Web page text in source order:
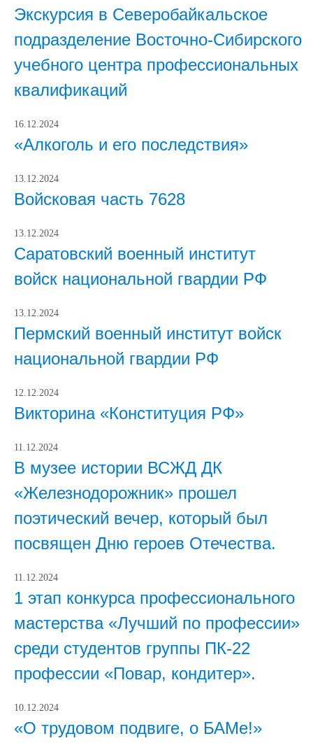
Экскурсия в Северобайкальское
подразделение Восточно-Сибирского
учебного центра профессиональных
квалификаций
16.12.2024
«Алкоголь и его последствия»
13.12.2024
Войсковая часть 7628
13.12.2024
Саратовский военный институт
войск национальной гвардии РФ
13.12.2024
Пермский военный институт войск
национальной гвардии РФ
12.12.2024
Викторина «Конституция РФ»
11.12.2024
В музее истории ВСЖД ДК
«Железнодорожник» прошел
поэтический вечер, который был
посвящен Дню героев Отечества.
11.12.2024
1 этап конкурса профессионального
мастерства «Лучший по профессии»
среди студентов группы ПК-22
профессии «Повар, кондитер».
10.12.2024
«О трудовом подвиге, о БАМе!»